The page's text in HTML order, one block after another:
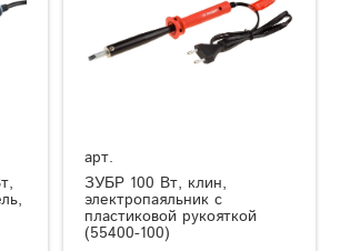
арт.
ЗУБР 100 Вт, клин,
электропаяльник с
пластиковой рукояткой
(55400-100)